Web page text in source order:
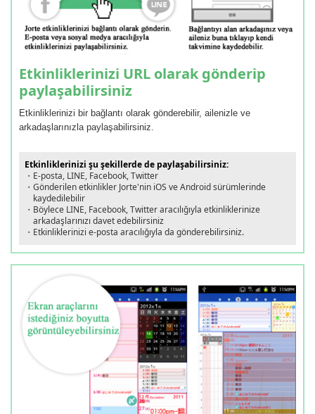
Etkinliklerinizi URL olarak gönderip
paylaşabilirsiniz
Etkinliklerinizi bir bağlantı olarak gönderebilir, ailenizle ve
arkadaşlarınızla paylaşabilirsiniz.
Etkinliklerinizi şu şekillerde de paylaşabilirsiniz:
・E-posta, LINE, Facebook, Twitter
・Gönderilen etkinlikler Jorte'nin iOS ve Android sürümlerinde
kaydedilebilir
・Böylece LINE, Facebook, Twitter aracılığıyla etkinliklerinize
arkadaşlarınızı davet edebilirsiniz
・Etkinliklerinizi e-posta aracılığıyla da gönderebilirsiniz.